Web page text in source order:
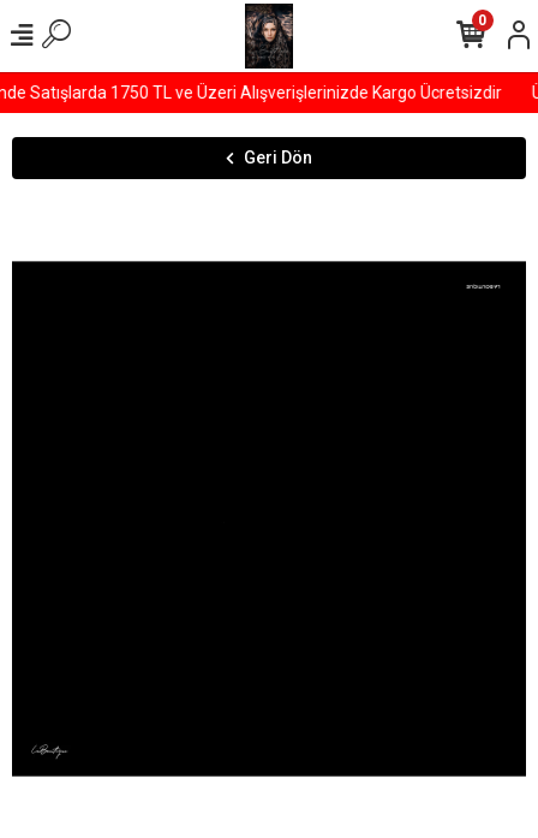
Satışlarda 1750 TL ve Üzeri Alışverişlerinizde Kargo Ücretsizdir
0
Geri Dön